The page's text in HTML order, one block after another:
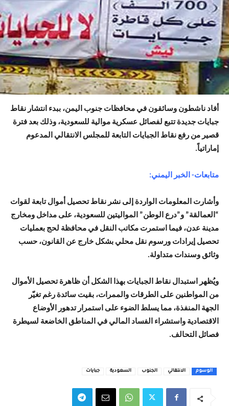
أفاد ناشطون وسائقون في محافظات جنوب اليمن، ببدء انتشار نقاط
جبايات جديدة تتبع لفصائل عسكرية موالية للسعودية، وذلك بعد فترة
قصير من رفع نقاط الجبايات التابعة للمجلس الانتقالي المدعوم
إماراتياً.
متابعات- الخبر اليمني:
وأشارت المعلومات الواردة إلى نشر نقاط تحصيل أموال تابعة لقوات
“العمالقة” و”درع الوطن” المواليتين للسعودية، على مداخل ومخارج
مدينة عدن، فيما استمرت مكاتب النقل في محافظة لحج بعمليات
تحصيل إيرادات ورسوم نقل محلي بشكل خارج عن القانون، حسب
وثائق وسندات متداولة.
ويُظهر استبدال نقاط الجبايات بهذا الشكل أن ظاهرة تحصيل الأموال
من المواطنين على الطرقات والممرات، بقيت سائدة رغم تغيّر
الجهة المنفذة، مما يسلط الضوء على استمرار تدهور الأوضاع
الاقتصادية واستشراء الفساد المالي في المناطق الخاضعة لسيطرة
فصائل التحالف.
الوسوم الانتقالي الجنوب السعودية جبايات